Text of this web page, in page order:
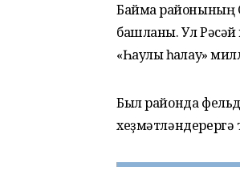
Баймаҡ
башланы. Ул
«Һаулыҡ һаҡлау»
Был районда
хеҙмәтләндерергә